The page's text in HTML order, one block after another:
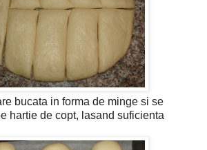
bucata in forma de minge si se
hartie de copt, lasand suficienta